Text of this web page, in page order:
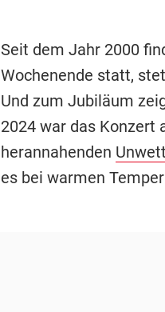
Seit dem Jahr 2000
Wochenende statt,
Und zum Jubiläum
2024 war das Konzert
herannahenden
es bei warmen